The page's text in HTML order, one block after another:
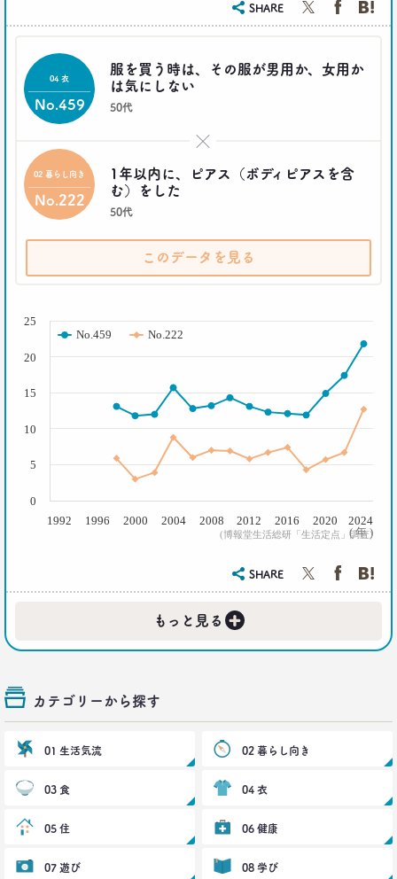
SHARE
服を買う時は、その服が男用か、女用か
は気にしない
50代
04 衣
No.459
1年以内に、ピアス（ボディピアスを含
む）をした
50代
02 暮らし向き
No.222
このデータを見る
( 年 )
(博報堂生活総研「生活定点」調査)
No.459 No.222
1992 1996 2000 2004 2008 2012 2016 2020 2024
10
20
0
5
15
25
SHARE
もっと見る +
カテゴリーから探す
01 生活気流 02 暮らし向き
03 食 04 衣
05 住 06 健康
07 遊び 08 学び